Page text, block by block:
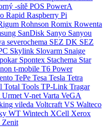
-sítě POS PowerA
Rapid Raspberry Pi
Rohnson Romix Rowenta
SanDisk Sanyo Sanyou
severochema SEZ DK SEZ
Skylink Slovarm Snaige
Spontex Stachema Star
t-mobile T6 Power
TePe Tesa Tesla Tetra
Total Tools TP-Link Tragar
Urmet V-net Varta VeGA
vileda Voltcraft VS Walteco
WT Wintech XCell Xerox
Zenit